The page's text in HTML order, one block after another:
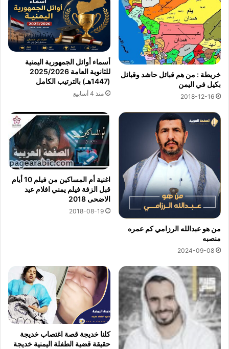
خريطة : من هم قبائل حاشد وقبائل
بكيل في اليمن
2018-12-16
أسماء أوائل الجمهورية اليمنية
للثانوية العامة 2025/2026
(1447هـ) بالترتيب الكامل
منذ 4 أسابيع
من هو عبدالله الرزامي كم عمره
منصبه
2024-09-08
اغنية أم المساكين من فيلم 10 أيام
قبل الزفة فيلم يمني افلام عيد
الاضحى 2018
2018-08-19
كلنا خديجة قصة اغتصاب خديجة
حقيقة قضية الطفلة اليمنية خديجة